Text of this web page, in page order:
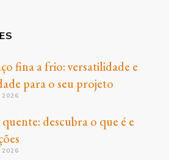
fina a frio: versatilidade e
para o seu projeto
descubra o que é e